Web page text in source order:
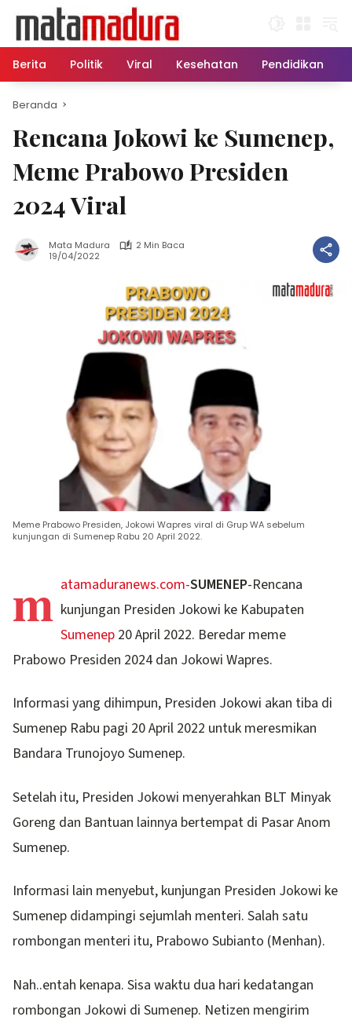
konten
Berita
Politik Viral Kesehatan Pendidikan
Beranda
Rencana Jokowi ke Sumenep,
Meme Prabowo Presiden
2024 Viral
Mata Madura
2 Min Baca
19/04/2022
Meme Prabowo Presiden, Jokowi Wapres viral di Grup WA sebelum
kunjungan di Sumenep Rabu 20 April 2022.
m atamaduranews.com-SUMENEP-Rencana
kunjungan Presiden Jokowi ke Kabupaten
Sumenep 20 April 2022. Beredar meme
Prabowo Presiden 2024 dan Jokowi Wapres.
Informasi yang dihimpun, Presiden Jokowi akan tiba di
Sumenep Rabu pagi 20 April 2022 untuk meresmikan
Bandara Trunojoyo Sumenep.
Setelah itu, Presiden Jokowi menyerahkan BLT Minyak
Goreng dan Bantuan lainnya bertempat di Pasar Anom
Sumenep.
Informasi lain menyebut, kunjungan Presiden Jokowi ke
Sumenep didampingi sejumlah menteri. Salah satu
rombongan menteri itu, Prabowo Subianto (Menhan).
Nah..entah kenapa. Sisa waktu dua hari kedatangan
rombongan Jokowi di Sumenep. Netizen mengirim